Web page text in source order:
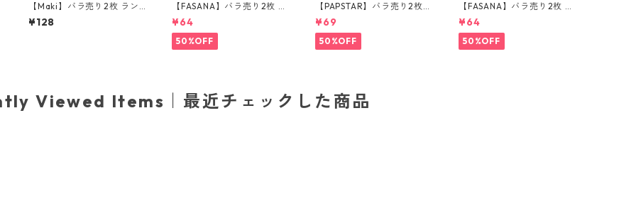
【Maki】バラ売り2枚 ラン
チサイズ ペーパーナプキン
English Roses クリーム
¥128
【FASANA】バラ売り2枚 ラ
ンチサイズ ペーパーナプキ
ン Glitter love ホワイト
¥64
50%OFF
【PAPSTAR】バラ売り2枚
ランチサイズ ペーパーナプ
キン patisserie ピンク
¥69
50%OFF
【FASANA】バラ売り2枚 ラ
ンチサイズ ペーパーナプキ
ン Fresh passion fruits ホ
ワイト
¥64
50%OFF
Viewed Items｜最近チェックした商品